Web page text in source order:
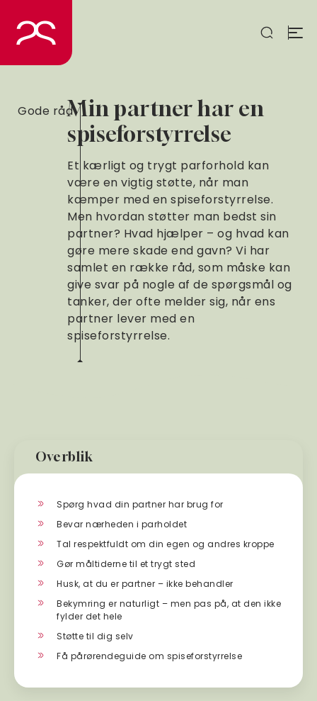
indhold
Min partner har en
spiseforstyrrelse
Et kærligt og trygt parforhold kan
være en vigtig støtte, når man
kæmper med en spiseforstyrrelse.
Men hvordan støtter man bedst sin
partner? Hvad hjælper – og hvad kan
gøre mere skade end gavn? Vi har
samlet en række råd, som måske kan
give svar på nogle af de spørgsmål og
tanker, der ofte melder sig, når ens
partner lever med en
spiseforstyrrelse.
Gode råd
Overblik
Spørg hvad din partner har brug for
Bevar nærheden i parholdet
Tal respektfuldt om din egen og andres kroppe
Gør måltiderne til et trygt sted
Husk, at du er partner – ikke behandler
Bekymring er naturligt – men pas på, at den ikke
fylder det hele
Støtte til dig selv
Få pårørendeguide om spiseforstyrrelse